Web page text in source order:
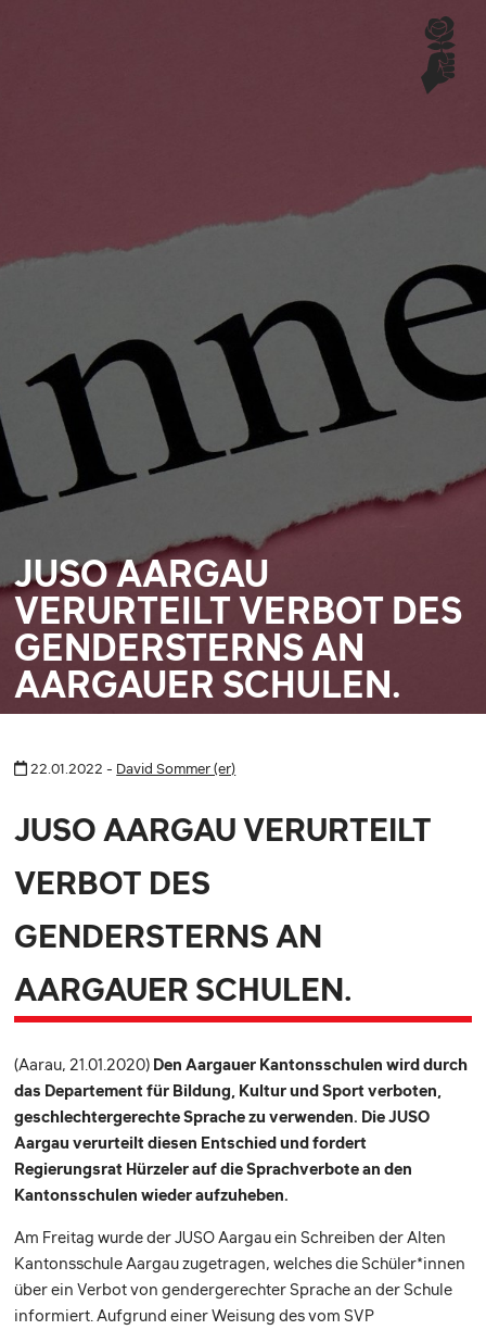
JUSO AARGAU
VERURTEILT VERBOT DES
GENDERSTERNS AN
AARGAUER SCHULEN.
22.01.2022 - David Sommer (er)
JUSO AARGAU VERURTEILT
VERBOT DES
GENDERSTERNS AN
AARGAUER SCHULEN.
(Aarau, 21.01.2020) Den Aargauer Kantonsschulen wird durch
das Departement für Bildung, Kultur und Sport verboten,
geschlechtergerechte Sprache zu verwenden. Die JUSO
Aargau verurteilt diesen Entschied und fordert
Regierungsrat Hürzeler auf die Sprachverbote an den
Kantonsschulen wieder aufzuheben.
Am Freitag wurde der JUSO Aargau ein Schreiben der Alten
Kantonsschule Aargau zugetragen, welches die Schüler*innen
über ein Verbot von gendergerechter Sprache an der Schule
informiert. Aufgrund einer Weisung des vom SVP